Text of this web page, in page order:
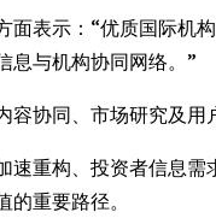
面表示：“优质国际机
息与机构协同网络。”
容协同、市场研究及用
速重构、投资者信息
重要路径。